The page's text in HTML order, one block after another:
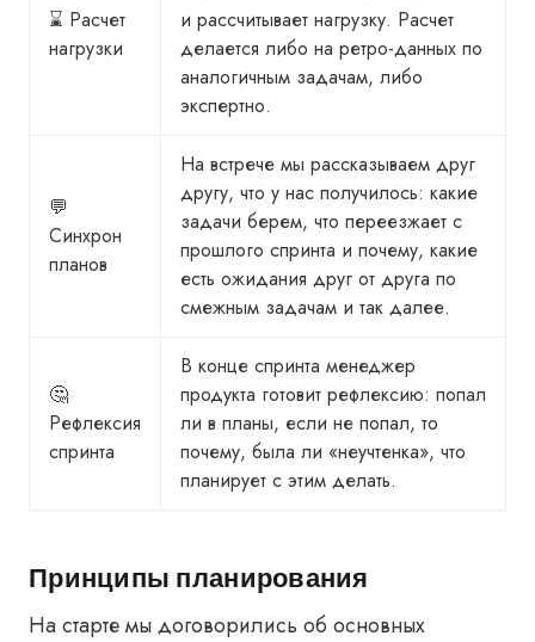
⌛ Расчет
нагрузки
и рассчитывает нагрузку. Расчет
делается либо на ретро-данных по
аналогичным задачам, либо
экспертно.
💬
Синхрон
планов
На встрече мы рассказываем друг
другу, что у нас получилось: какие
задачи берем, что переезжает с
прошлого спринта и почему, какие
есть ожидания друг от друга по
смежным задачам и так далее.
🤔
Рефлексия
спринта
В конце спринта менеджер
продукта готовит рефлексию: попал
ли в планы, если не попал, то
почему, была ли «неучтенка», что
планирует с этим делать.
Принципы планирования
На старте мы договорились об основных